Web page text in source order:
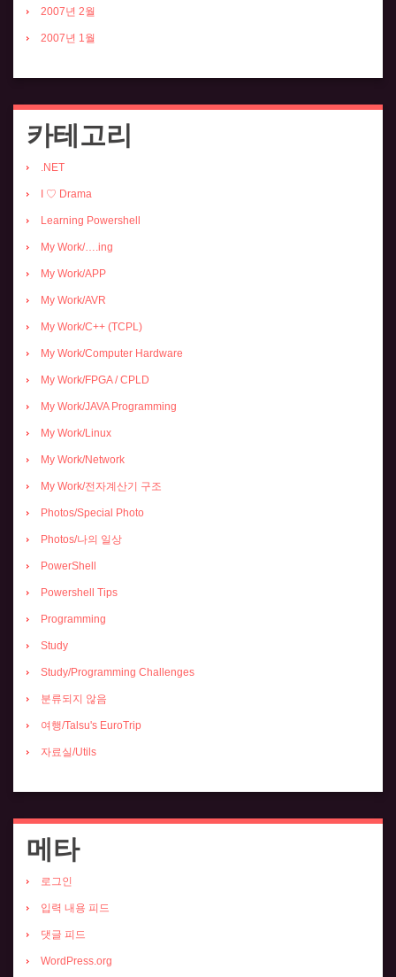
2007년 2월
2007년 1월
카테고리
.NET
I ♡ Drama
Learning Powershell
My Work/….ing
My Work/APP
My Work/AVR
My Work/C++ (TCPL)
My Work/Computer Hardware
My Work/FPGA / CPLD
My Work/JAVA Programming
My Work/Linux
My Work/Network
My Work/전자계산기 구조
Photos/Special Photo
Photos/나의 일상
PowerShell
Powershell Tips
Programming
Study
Study/Programming Challenges
분류되지 않음
여행/Talsu's EuroTrip
자료실/Utils
메타
로그인
입력 내용 피드
댓글 피드
WordPress.org